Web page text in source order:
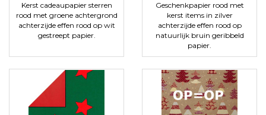
Kerst cadeaupapier sterren
rood met groene achtergrond
achterzijde effen rood op wit
gestreept papier.
Geschenkpapier rood met
kerst items in zilver
achterzijde effen rood op
natuurlijk bruin geribbeld
papier.